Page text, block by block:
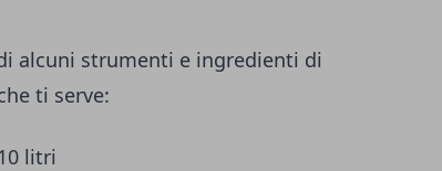
alcuni strumenti e ingredienti di
ti serve:
litri